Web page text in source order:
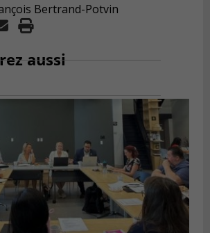
Bertrand-Potvin
aussi